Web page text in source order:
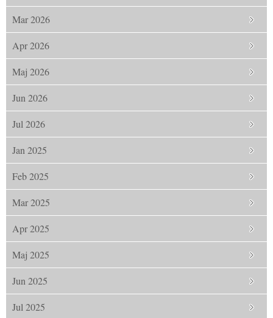
Mar 2026
Apr 2026
Maj 2026
Jun 2026
Jul 2026
Jan 2025
Feb 2025
Mar 2025
Apr 2025
Maj 2025
Jun 2025
Jul 2025